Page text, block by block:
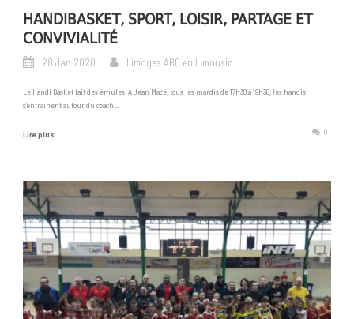
HANDIBASKET, SPORT, LOISIR, PARTAGE ET
CONVIVIALITÉ
28 Jan 2020 Limoges ABC en Limousin
Le Handi Basket fait des émules. A Jean Macé, tous les mardis de 17h30 à 19h30, les handis
s’entrainent autour du coach...
Lire plus 0